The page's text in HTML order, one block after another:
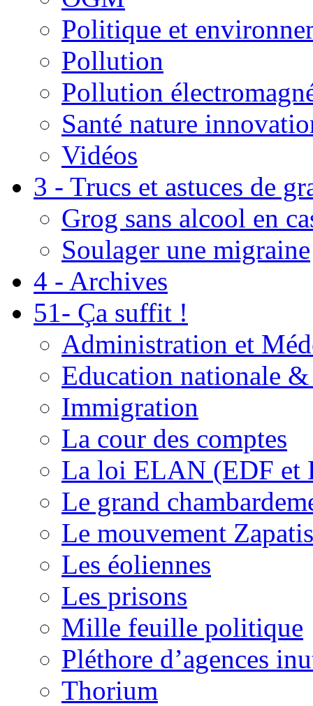
Politique et
Pollution
Pollution
Santé nature
Vidéos
3 - Trucs et astuces de
Grog sans alcool en
Soulager une migraine
4 - Archives
51- Ça suffit !
Administration et
Education nationale
Immigration
La cour des comptes
La loi ELAN (EDF et
Le grand
Le mouvement
Les éoliennes
Les prisons
Mille feuille politique
Pléthore d’agences
Thorium